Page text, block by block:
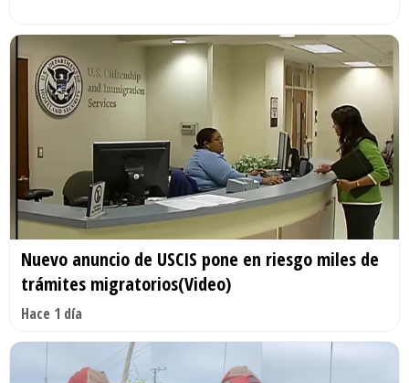
Nuevo anuncio de USCIS pone en riesgo miles de
trámites migratorios(Video)
Hace 1 día